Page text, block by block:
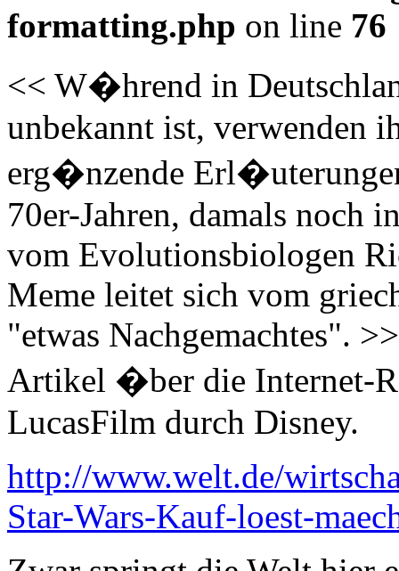
formatting.php on line 76
<< W�hrend in
unbekannt ist, verwenden
erg�nzende
70er-Jahren, damals noch
vom Evolutionsbiologen
Meme leitet sich vom
"etwas Nachgemachtes".
Artikel �ber die Internet-
LucasFilm durch Disney.
http://www.welt.de/
Star-Wars-Kauf-loest-